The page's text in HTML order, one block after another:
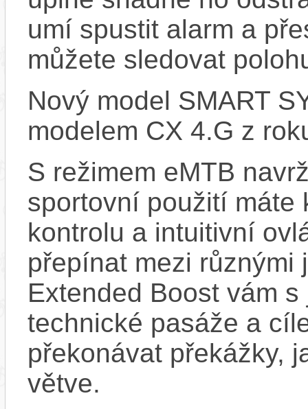
umí spustit alarm a
můžete sledovat
Nový model SMART
modelem CX 4.G z
S režimem eMTB
sportovní použití máte
kontrolu a intuitivní
přepínat mezi různými
Extended Boost vám
technické pasáže a
překonávat překážky,
větve.